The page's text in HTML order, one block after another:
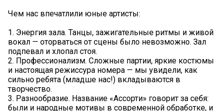
Чем нас впечатлили юные артисты:
1. Энергия зала. Танцы, зажигательные ритмы и живой
вокал — оторваться от сцены было невозможно. Зал
подпевал и хлопал стоя.
2. Профессионализм. Сложные партии, яркие костюмы
и настоящая режиссура номера — мы увидели, как
сильно ребята (младше нас!) вкладываются в
творчество.
3. Разнообразие. Название «Ассорти» говорит за себя:
были и народные мотивы в современной обработке, и